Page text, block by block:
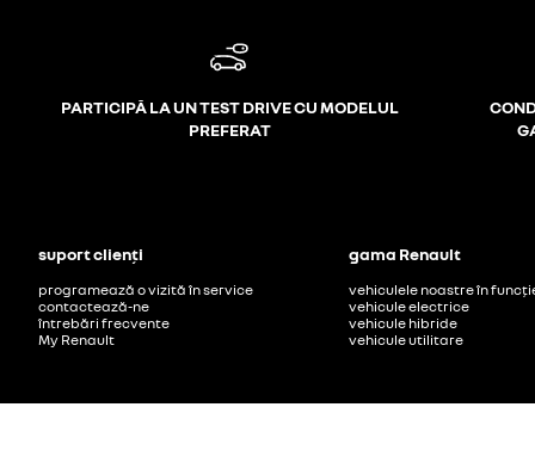
PARTICIPĂ LA UN TEST DRIVE CU MODELUL
PREFERAT
suport clienți
programează o vizită în service
contactează-ne
întrebări frecvente
My Renault
gama Renault
vehiculele noastre în
vehicule electrice
vehicule hibride
vehicule utilitare